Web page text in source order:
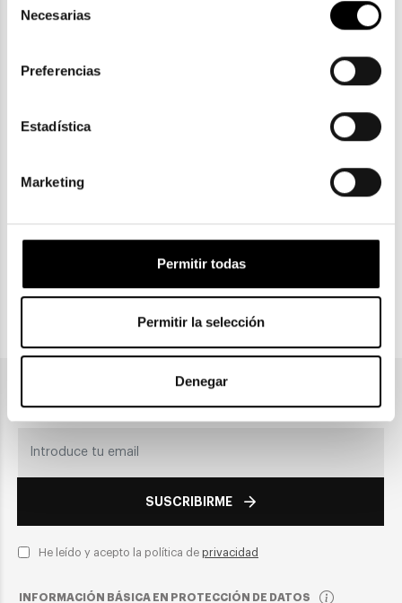
la política de privacidad en el siguiente
. Consulta
Necesarias
Preferencias
Estadística
Marketing
Permitir todas
Permitir la selección
Denegar
182,00€
CLICK & COLLECT
Recogida en tienda
PAGO SEGURO
Únete a nuestra newsletter
SUSCRIBIRME
He leído y acepto la política de privacidad
INFORMACIÓN BÁSICA EN PROTECCIÓN DE DATOS